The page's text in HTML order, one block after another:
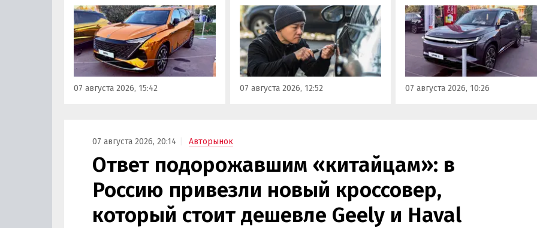
которые сейчас растет. На днях
на автомобильном фестивале
«ПроДвижение» на ВДНХ в
Москве в числе прочих
моделей «Москвича» был
представлен семиместный
кроссовер М90.
07 августа 2026, 15:42
могут доставить
злоумышленникам больше
всего сложностей. Из китайских
машин таковыми сегодня
являются модели Li и BYD,
сообщил в эфире радио РБК
учредитель федерального
07 августа 2026, 12:52
на свою вторую модель
- полноразмерный
кроссовер UMO 8 с полным
приводом. Его уже можно
заказать в двух версиях: Max
5 915 000 рублей и Ultra за 6
000 рублей без учета
07 августа 2026, 10:26
07 августа 2026, 20:14 Авторынок
Ответ подорожавшим «китайцам»: в
Россию привезли новый кроссовер,
который стоит дешевле Geely и Haval